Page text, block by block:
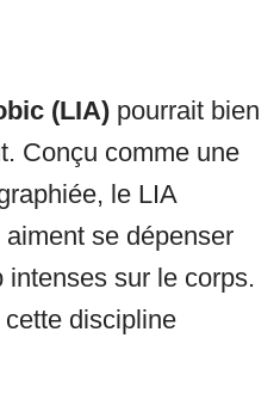
(LIA) pourrait bien
Conçu comme une
le LIA
aiment se dépenser
sur le corps.
discipline